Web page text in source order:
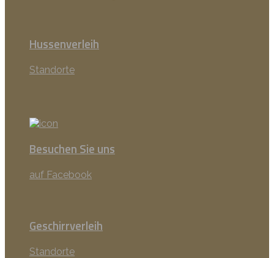
Hussenverleih
Standorte
Besuchen Sie uns
auf Facebook
Geschirrverleih
Standorte